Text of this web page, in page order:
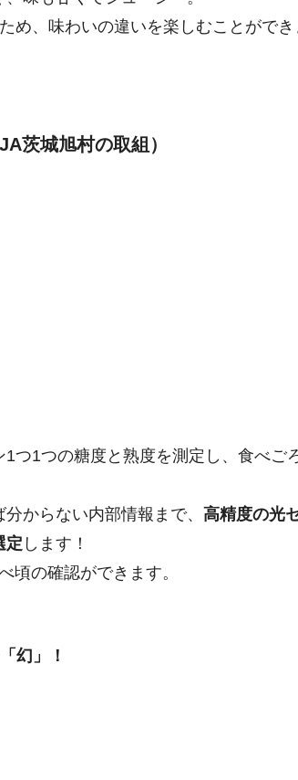
め、味わいの違いを楽しむことがで
茨城旭村の取組）
つ1つの糖度と熟度を測定し、食べご
からない内部情報まで、 高精度の光
定 します！
頃の確認ができます。
幻」！